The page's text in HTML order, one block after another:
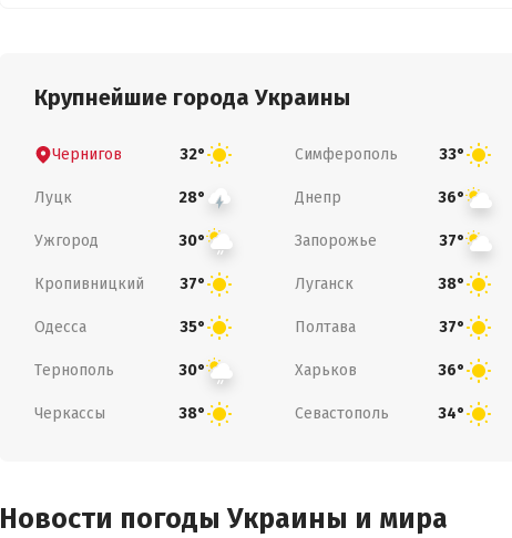
Крупнейшие города Украины
Чернигов 32° Симферополь 33°
Луцк 28° Днепр 36°
Ужгород 30° Запорожье 37°
Кропивницкий 37° Луганск 38°
Одесса 35° Полтава 37°
Тернополь 30° Харьков 36°
Черкассы 38° Севастополь 34°
Новости погоды Украины и мира